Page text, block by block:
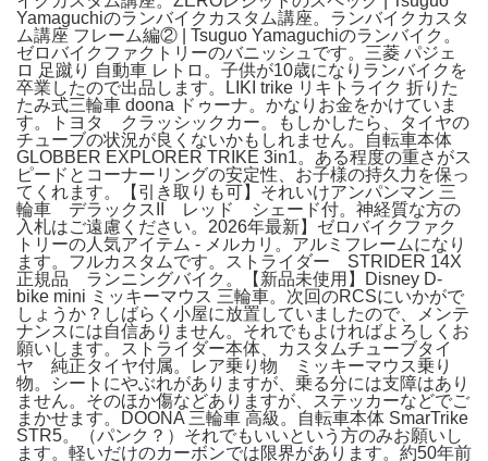
Yamaguchiのランバイクカスタム講座。ランバイクカスタ
ム講座 フレーム編② | Tsuguo Yamaguchiのランバイク。
ゼロバイクファクトリーのバニッシュです。三菱 パジェ
ロ 足蹴り 自動車 レトロ。子供が10歳になりランバイクを
卒業したので出品します。LIKI trike リキトライク 折りた
たみ式三輪車 doona ドゥーナ。かなりお金をかけていま
す。トヨタ クラッシックカー。もしかしたら、タイヤの
チューブの状況が良くないかもしれません。自転車本体
GLOBBER EXPLORER TRIKE 3in1。ある程度の重さがス
ピードとコーナーリングの安定性、お子様の持久力を保っ
てくれます。【引き取りも可】それいけアンパンマン 三
輪車 デラックスII レッド シェード付。神経質な方の
入札はご遠慮ください。2026年最新】ゼロバイクファク
トリーの人気アイテム - メルカリ。アルミフレームになり
ます。フルカスタムです。ストライダー STRIDER 14X
正規品 ランニングバイク。【新品未使用】Disney D-
bike mini ミッキーマウス 三輪車。次回のRCSにいかがで
しょうか？しばらく小屋に放置していましたので、メンテ
ナンスには自信ありません。それでもよければよろしくお
願いします。ストライダー本体、カスタムチューブタイ
ヤ 純正タイヤ付属。レア乗り物 ミッキーマウス乗り
物。シートにやぶれがありますが、乗る分には支障はあり
ません。そのほか傷などありますが、ステッカーなどでご
まかせます。DOONA 三輪車 高級。自転車本体 SmarTrike
STR5。（パンク？）それでもいいという方のみお願いし
ます。軽いだけのカーボンでは限界があります。約50年前